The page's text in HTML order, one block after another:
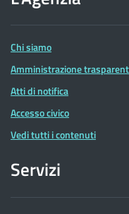
delle
Entrate
Chi siamo
Amministrazione
Atti di notifica
Accesso civico
Vedi tutti i contenuti
Servizi